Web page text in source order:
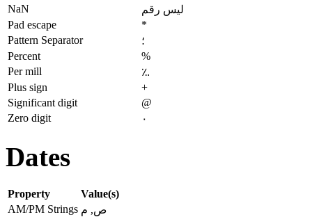
NaN
ليس رقم
Pad escape
*
Pattern Separator
؛
Percent
%
Per mill
؉
Plus sign
+
Significant digit
@
Zero digit
٠
Dates
Property
Value(s)
AM/PM Strings ص, م